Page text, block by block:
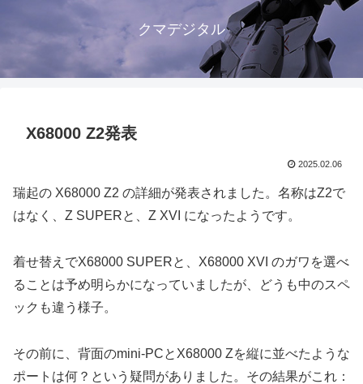
クマデジタル
X68000 Z2発表
2025.02.06
瑞起の X68000 Z2 の詳細が発表されました。名称はZ2で
はなく、Z SUPERと、Z XVI になったようです。
着せ替えでX68000 SUPERと、X68000 XVI のガワを選べ
ることは予め明らかになっていましたが、どうも中のスペ
ックも違う様子。
その前に、背面のmini-PCとX68000 Zを縦に並べたような
ポートは何？という疑問がありました。その結果がこれ：